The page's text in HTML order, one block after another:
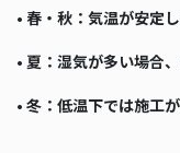
• 春・秋：気温が安定
• 夏：湿気が多い場合
• 冬：低温下では施工